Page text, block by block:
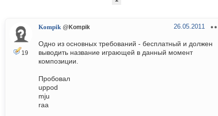
19
Kompik @Kompik 26.05.2011
Одно из основных требований - бесплатный и должен
выводить название играющей в данный момент
композиции.
Пробовал
uppod
mju
raa